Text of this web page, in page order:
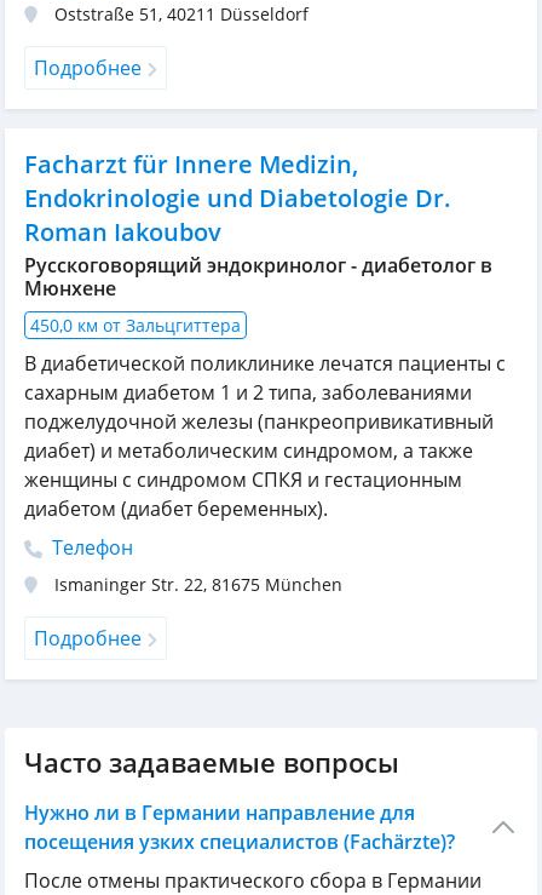
Oststraße 51, 40211 Düsseldorf
Подробнее
Facharzt für Innere Medizin,
Endokrinologie und Diabetologie Dr.
Roman Iakoubov
Русскоговорящий эндокринолог - диабетолог в
Мюнхене
450,0 км от Зальцгиттера
В диабетической поликлинике лечатся пациенты с
сахарным диабетом 1 и 2 типа, заболеваниями
поджелудочной железы (панкреопривикативный
диабет) и метаболическим синдромом, а также
женщины с синдромом СПКЯ и гестационным
диабетом (диабет беременных).
Телефон
Ismaninger Str. 22, 81675 München
Подробнее
Часто задаваемые вопросы
Нужно ли в Германии направление для
посещения узких специалистов (Fachärzte)?
После отмены практического сбора в Германии